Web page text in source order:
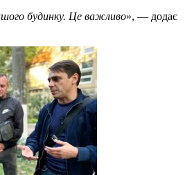
будинку. Це важливо», — додає